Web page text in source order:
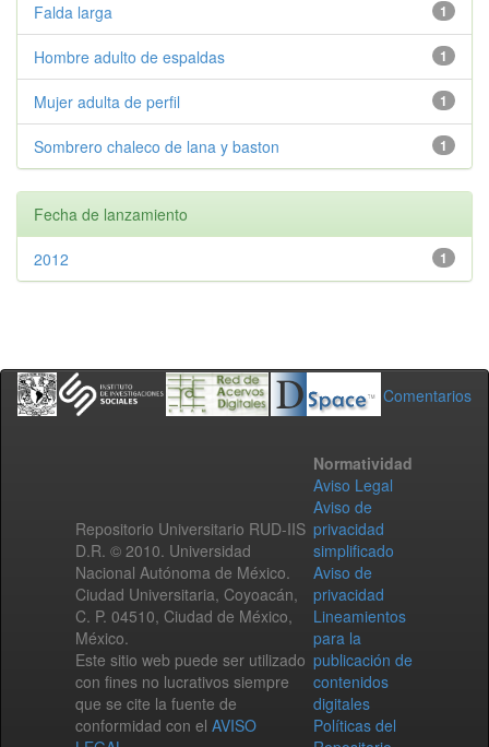
1
Falda larga
1
Hombre adulto de espaldas
1
Mujer adulta de perfil
1
Sombrero chaleco de lana y baston
Fecha de lanzamiento
1
2012
Comentarios
Repositorio Universitario RUD-IIS
D.R. © 2010. Universidad
Nacional Autónoma de México.
Ciudad Universitaria, Coyoacán,
C. P. 04510, Ciudad de México,
México.
Este sitio web puede ser utilizado
con fines no lucrativos siempre
que se cite la fuente de
conformidad con el AVISO
Normatividad
Aviso Legal
Aviso de
privacidad
simplificado
Aviso de
privacidad
Lineamientos
para la
publicación de
contenidos
digitales
Políticas del